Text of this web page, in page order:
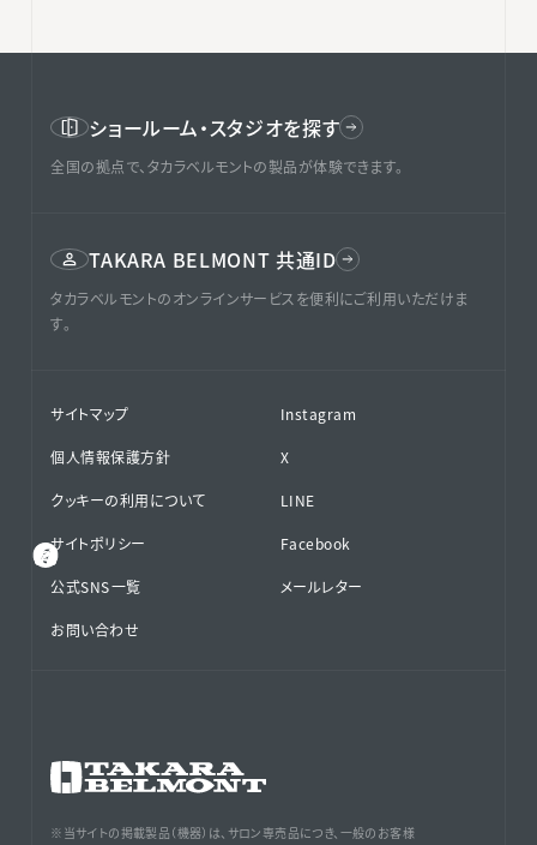
ショールーム・スタジオを探す
全国の拠点で、タカラベルモントの製品が体験できます。
TAKARA BELMONT 共通ID
タカラベルモントのオンラインサービスを便利にご利用いただけま
す。
サイトマップ
個人情報保護方針
クッキーの利用について
サイトポリシー
公式SNS⁨⁩一覧
お問い合わせ
Instagram
X
LINE
Facebook
メールレター
※当サイトの掲載製品（機器）は、サロン専売品につき、一般のお客様